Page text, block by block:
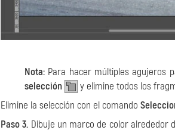
Nota: Para hacer múltiples agujeros
selección
y elimine todos los
Elimine la selección con el comando
Paso 3. Dibuje un marco de color alrededor